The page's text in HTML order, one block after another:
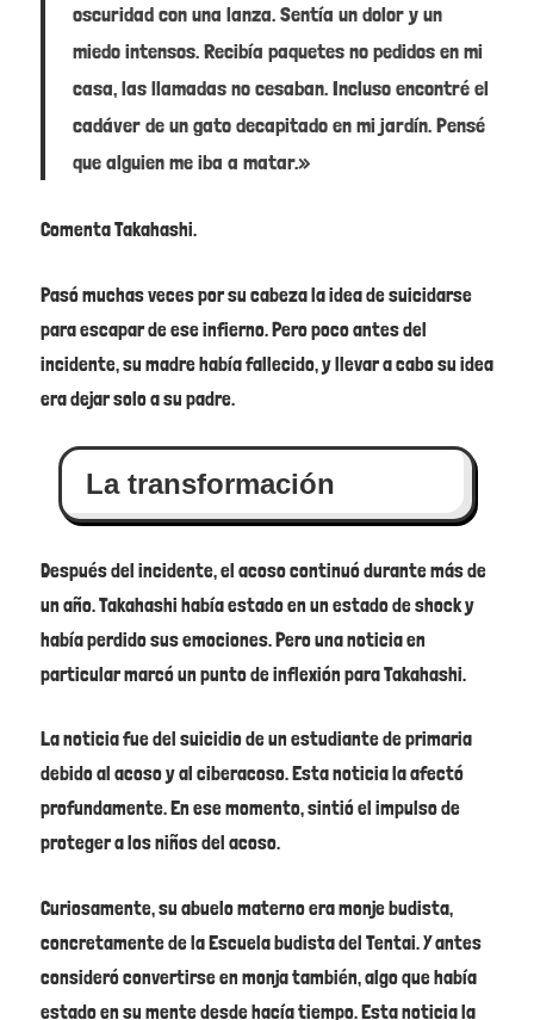
oscuridad con una lanza. Sentía un dolor y un
miedo intensos. Recibía paquetes no pedidos en mi
casa, las llamadas no cesaban. Incluso encontré el
cadáver de un gato decapitado en mi jardín. Pensé
que alguien me iba a matar.»
Comenta Takahashi.
Pasó muchas veces por su cabeza la idea de suicidarse
para escapar de ese infierno. Pero poco antes del
incidente, su madre había fallecido, y llevar a cabo su idea
era dejar solo a su padre.
La transformación
Después del incidente, el acoso continuó durante más de
un año. Takahashi había estado en un estado de shock y
había perdido sus emociones. Pero una noticia en
particular marcó un punto de inflexión para Takahashi.
La noticia fue del suicidio de un estudiante de primaria
debido al acoso y al ciberacoso. Esta noticia la afectó
profundamente. En ese momento, sintió el impulso de
proteger a los niños del acoso.
Curiosamente, su abuelo materno era monje budista,
concretamente de la Escuela budista del Tentai. Y antes
consideró convertirse en monja también, algo que había
estado en su mente desde hacía tiempo. Esta noticia la